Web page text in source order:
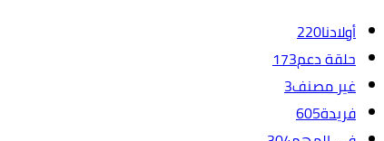
أولادنا220
حلقة دعم173
غير مصنف3
فريدة605